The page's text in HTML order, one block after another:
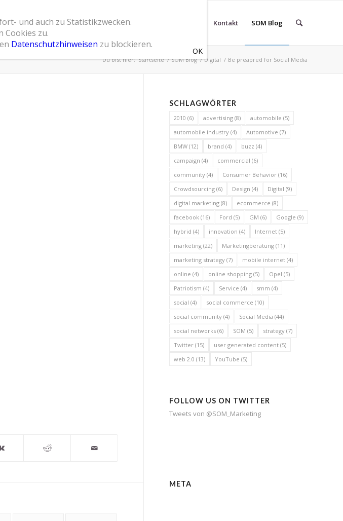
Referenzen Über SOM Marketingberatung Kontakt SOM Blog
Du bist hier: Startseite / SOM Blog / Digital / Be preapred for Social Media
SCHLAGWÖRTER
2010 (6) advertising (8) automobile (5)
automobile industry (4) Automotive (7)
BMW (12) brand (4) buzz (4)
campaign (4) commercial (6)
community (4) Consumer Behavior (16)
Crowdsourcing (6) Design (4) Digital (9)
digital marketing (8) ecommerce (8)
facebook (16) Ford (5) GM (6) Google (9)
hybrid (4) innovation (4) Internet (5)
marketing (22) Marketingberatung (11)
marketing strategy (7) mobile internet (4)
online (4) online shopping (5) Opel (5)
Patriotism (4) Service (4) smm (4)
social (4) social commerce (10)
social community (4) Social Media (44)
social networks (6) SOM (5) strategy (7)
Twitter (15) user generated content (5)
web 2.0 (13) YouTube (5)
FOLLOW US ON TWITTER
Tweets von @SOM_Marketing
META
und auch zu Statistikzwecken.
Cookies zu.
Datenschutzhinweisen zu blockieren.